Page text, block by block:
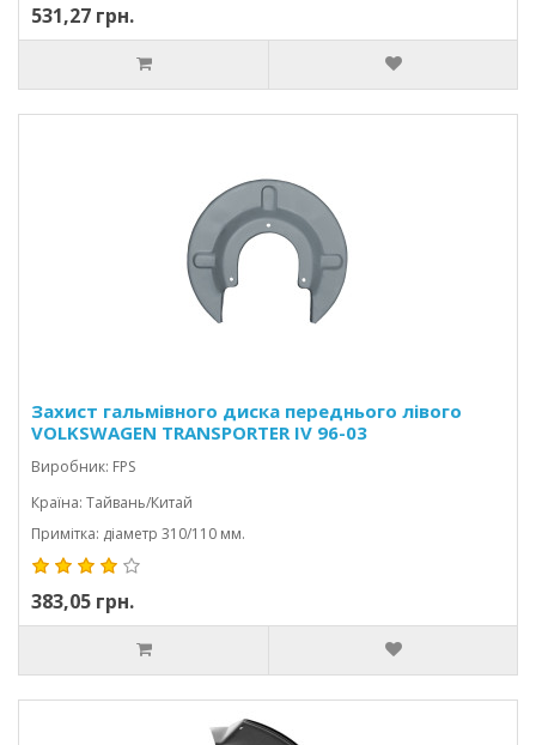
531,27 грн.
Захист гальмівного диска переднього лівого
VOLKSWAGEN TRANSPORTER IV 96-03
CARAVELLE/MULTIVAN
Виробник: FPS
Країна: Тайвань/Китай
Примітка: діаметр 310/110 мм.
383,05 грн.